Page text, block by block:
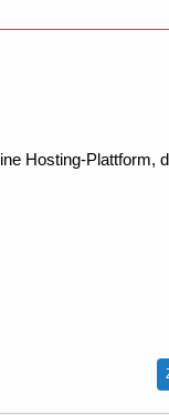
Hosting-Plattform,